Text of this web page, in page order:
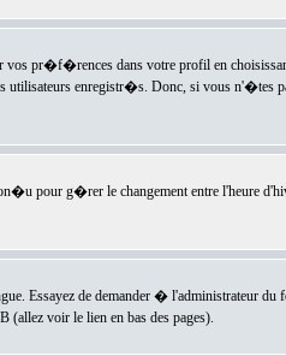
vos pr�f�rences dans votre profil en
utilisateurs enregistr�s. Donc, si vous n'�tes
pour g�rer le changement entre l'heure
Essayez de demander � l'administrateur du
voir le lien en bas des pages).